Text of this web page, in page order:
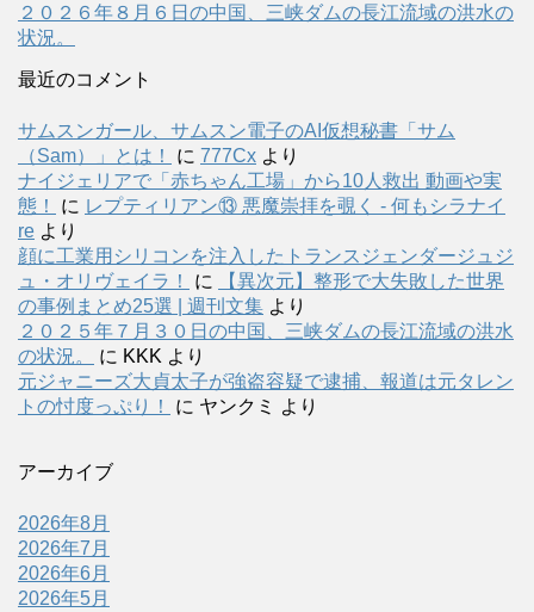
２０２６年８月６日の中国、三峡ダムの長江流域の洪水の
状況。
最近のコメント
サムスンガール、サムスン電子のAI仮想秘書「サム
（Sam）」とは！
に 777Cx より
ナイジェリアで「赤ちゃん工場」から10人救出 動画や実
態！
に レプティリアン⑬ 悪魔崇拝を覗く - 何もシラナイ
re より
顔に工業用シリコンを注入したトランスジェンダージュジ
ュ・オリヴェイラ！
に
【異次元】整形で大失敗した世界
の事例まとめ25選 | 週刊文集 より
２０２５年７月３０日の中国、三峡ダムの長江流域の洪水
の状況。
に KKK より
元ジャニーズ大貞太子が強盗容疑で逮捕、報道は元タレン
トの忖度っぷり！
に ヤンクミ より
アーカイブ
2026年8月
2026年7月
2026年6月
2026年5月